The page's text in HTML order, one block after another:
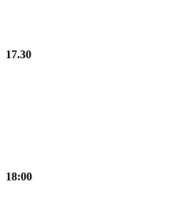
17.30
18:00